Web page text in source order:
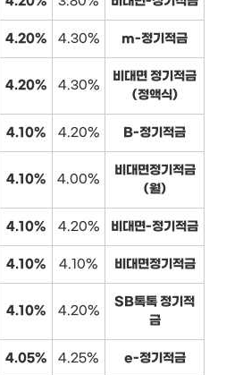
4.20% 4.30% m-정기적금
4.20% 4.30%
비대면 정기적금
(정액식)
4.10% 4.20% B-정기적금
4.10% 4.00%
비대면정기적금
(월)
4.10% 4.20% 비대면-정기적금
4.10% 4.10% 비대면정기적금
4.10% 4.20%
SB톡톡 정기적
금
4.05% 4.25% e-정기적금